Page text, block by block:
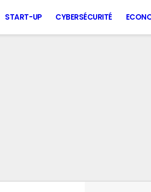
START-UP CYBERSÉCURITÉ